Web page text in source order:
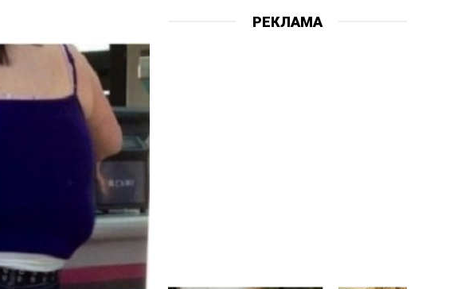
РЕКЛАМА